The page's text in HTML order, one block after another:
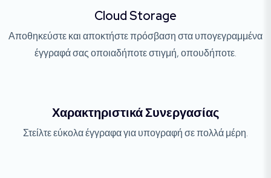
Cloud Storage
Αποθηκεύστε και αποκτήστε πρόσβαση στα υπογεγραμμένα
έγγραφά σας οποιαδήποτε στιγμή, οπουδήποτε.
Χαρακτηριστικά Συνεργασίας
Στείλτε εύκολα έγγραφα για υπογραφή σε πολλά μέρη.